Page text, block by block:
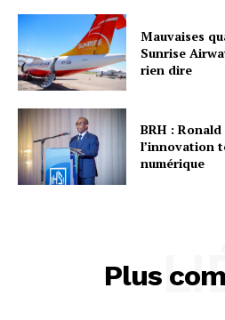
Mauvaises
Sunrise
rien dire
BRH :
l’innovation
numérique
Plus